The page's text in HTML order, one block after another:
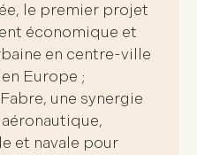
le premier projet
économique et
en centre-ville
Europe ;
une synergie
et navale pour